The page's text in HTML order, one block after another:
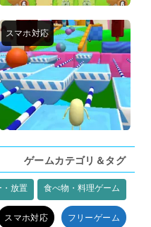
ゲームカテゴリ＆タグ
・放置 食べ物・料理ゲーム
スマホ対応 フリーゲーム